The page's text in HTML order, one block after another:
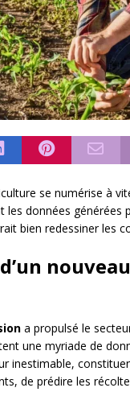
se numérise à
les données
bien redessiner les
a propulsé le
une myriade de
inestimable,
de prédire les